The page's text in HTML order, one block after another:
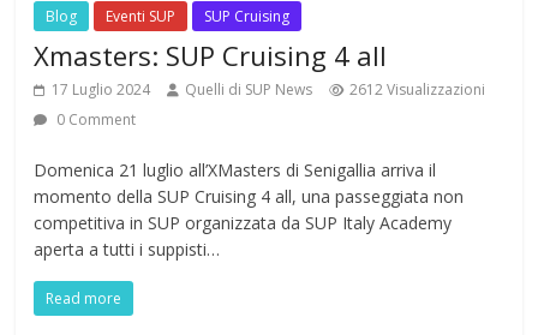
Blog Eventi SUP SUP Cruising
Xmasters: SUP Cruising 4 all
17 Luglio 2024 Quelli di SUP News
2612 Visualizzazioni
0 Comment
Domenica 21 luglio all’XMasters di Senigallia arriva il
momento della SUP Cruising 4 all, una passeggiata non
competitiva in SUP organizzata da SUP Italy Academy
aperta a tutti i suppisti…
Read more